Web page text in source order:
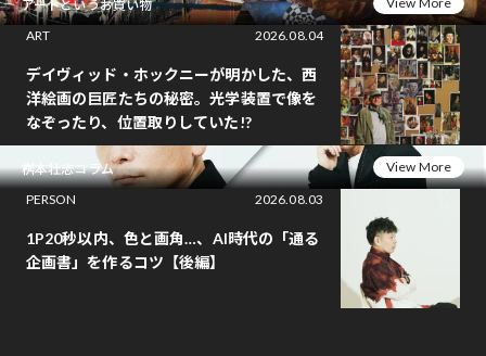
アートというお買い物
ART
2026.08.04
デイヴィッド・ホックニーが明かした、西
洋絵画の巨匠たちの秘密。光学装置で像を
なぞったり、位置取りしていた!?
桝本壮志コラム
View More
PERSON
2026.08.03
1P20秒以内、色と画角…、AI時代の「通る
企画書」を作るコツ【後編】